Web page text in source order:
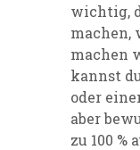
wichtig,
machen,
machen
kannst
oder
aber
zu 100 %